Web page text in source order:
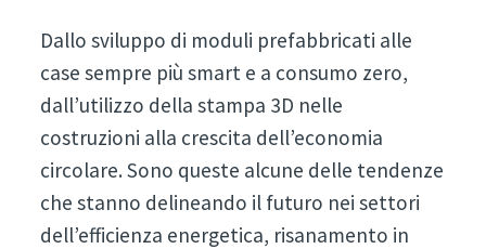
Dallo sviluppo di moduli prefabbricati alle
case sempre più smart e a consumo zero,
dall’utilizzo della stampa 3D nelle
costruzioni alla crescita dell’economia
circolare. Sono queste alcune delle tendenze
che stanno delineando il futuro nei settori
dell’efficienza energetica, risanamento in